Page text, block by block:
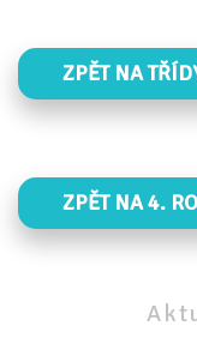
ZPĚT NA
ZPĚT NA 4.